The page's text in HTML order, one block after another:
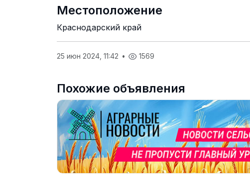
Местоположение
Краснодарский край
25 июн 2024, 11:42 • 1569
Похожие объявления